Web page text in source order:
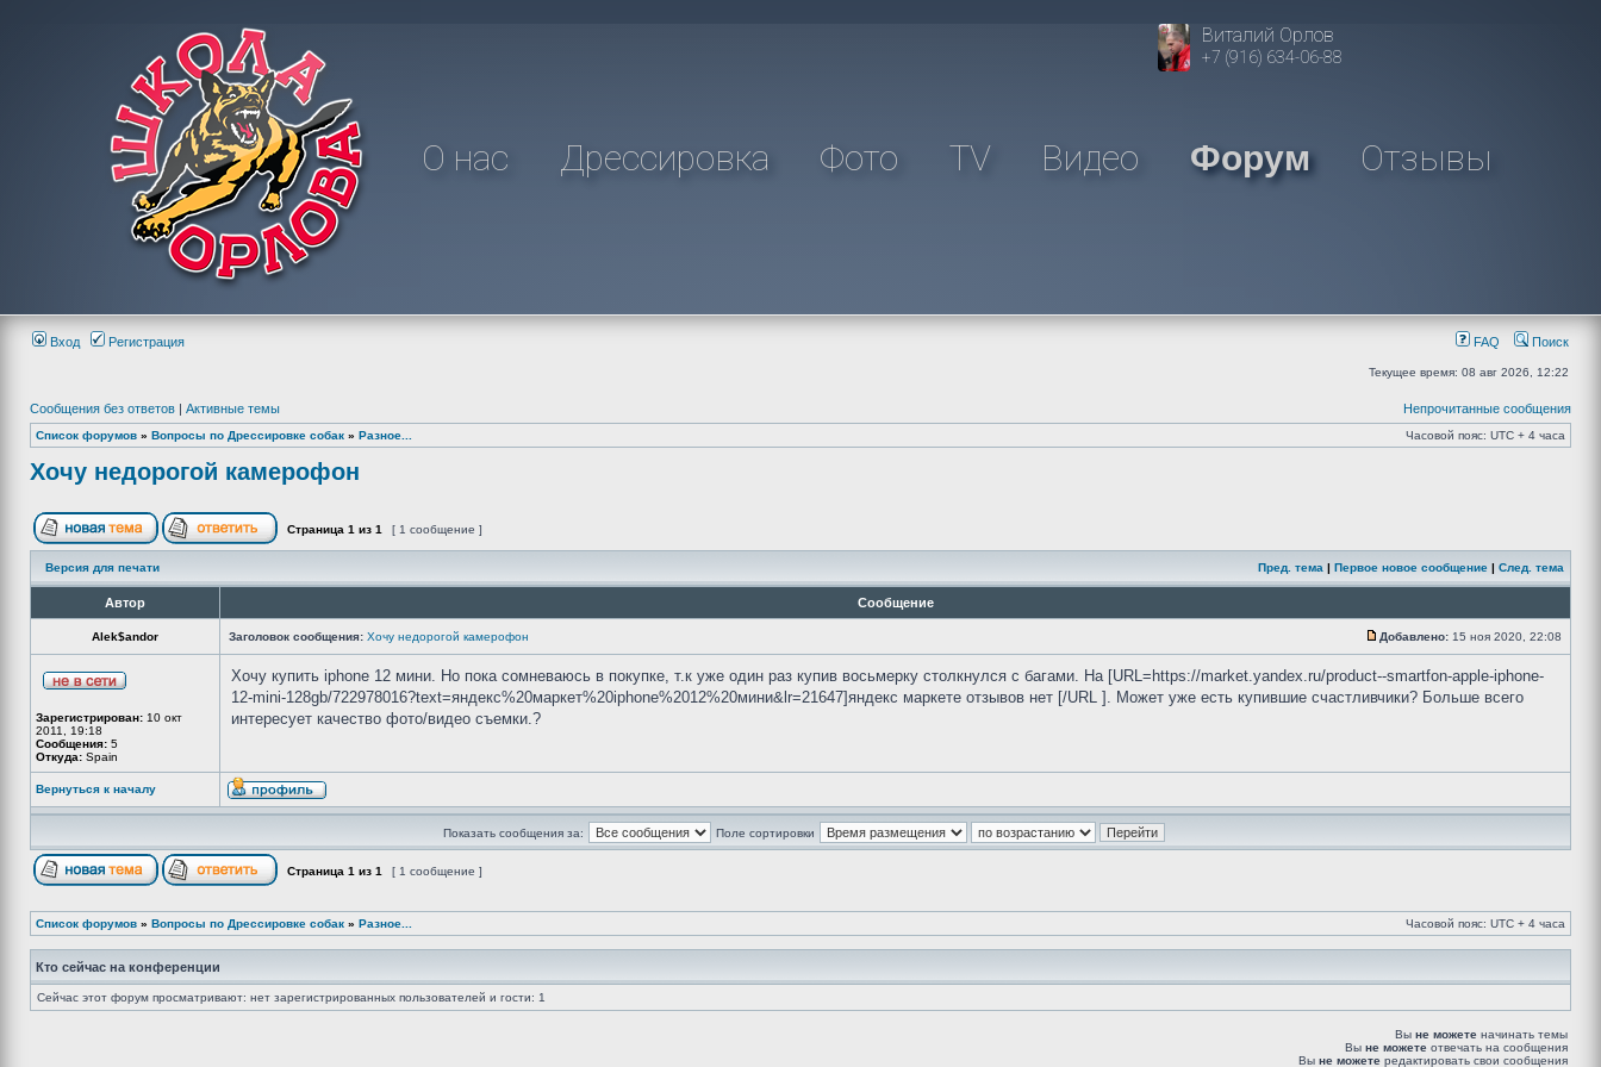
Виталий Орлов
+7 (916) 634-06-88
О нас Дрессировка Фото TV Видео Форум Отзывы
Вход Регистрация FAQ Поиск
Текущее время: 08 авг 2026, 12:22
Сообщения без ответов | Активные темы Непрочитанные сообщения
Список форумов » Вопросы по Дрессировке собак » Разное... Часовой пояс: UTC + 4 часа
Хочу недорогой камерофон
Страница 1 из 1 [ 1 сообщение ]
Версия для печати Пред. тема | Первое новое сообщение | След. тема
Автор Сообщение
Alek$andor Заголовок сообщения: Хочу недорогой камерофон Добавлено: 15 ноя 2020, 22:08
Зарегистрирован: 10 окт
2011, 19:18
Сообщения: 5
Откуда: Spain
Хочу купить iphone 12 мини. Но пока сомневаюсь в покупке, т.к уже один раз купив восьмерку столкнулся с багами. На [URL=https://market.yandex.ru/product--smartfon-apple-iphone-
12-mini-128gb/722978016?text=яндекс%20маркет%20iphone%2012%20мини&lr=21647]яндекс маркете отзывов нет [/URL ]. Может уже есть купившие счастливчики? Больше всего
интересует качество фото/видео съемки.?
Вернуться к началу
Показать сообщения за: Поле сортировки
Страница 1 из 1 [ 1 сообщение ]
Список форумов » Вопросы по Дрессировке собак » Разное... Часовой пояс: UTC + 4 часа
Кто сейчас на конференции
Сейчас этот форум просматривают: нет зарегистрированных пользователей и гости: 1
Вы не можете начинать темы
Вы не можете отвечать на сообщения
Вы не можете редактировать свои сообщения